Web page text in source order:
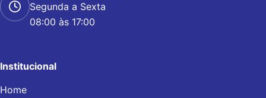
Segunda a Sexta
08:00 às 17:00
Institucional
Home